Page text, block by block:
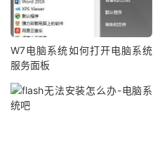
W7电脑系统如何打开电脑系统
服务面板